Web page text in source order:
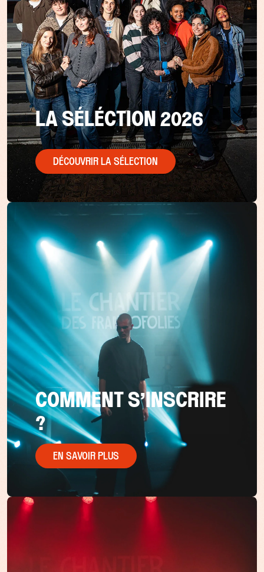
LA SÉLÉCTION 2026
DÉCOUVRIR LA SÉLECTION
COMMENT S’INSCRIRE
?
EN SAVOIR PLUS